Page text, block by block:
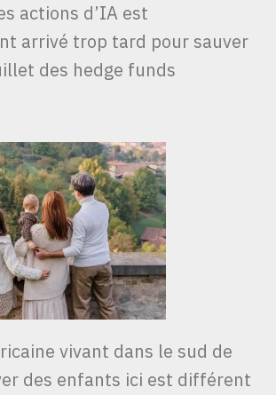
actions d’IA est
arrivé trop tard pour sauver
des hedge funds
vivant dans le sud de
des enfants ici est différent